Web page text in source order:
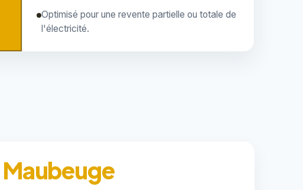
Optimisé pour une revente partielle ou totale de
l'électricité.